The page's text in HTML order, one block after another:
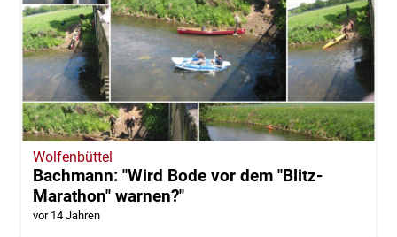
Wolfenbüttel
Bachmann: "Wird Bode vor dem "Blitz-
Marathon" warnen?"
vor 14 Jahren